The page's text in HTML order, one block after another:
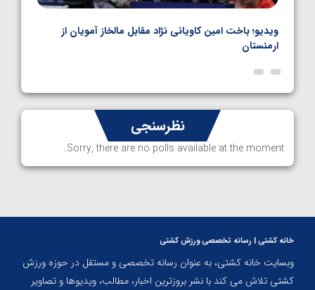
ویدیو؛ باخت امین کاویانی نژاد مقابل مالخاز آمویان از
ارمنستان
نظرسنجی
Sorry, there are no polls available at the moment.
خانه کشتی | رسانه تخصصی ورزش کشتی
وبسایت خانه کشتی، به عنوان رسانه تخصصی و مستقل در حوزه ورزش
کشتی تلاش می کند با نشر بروزترین اخبار، مطالب، ویدیوها و تصاویر